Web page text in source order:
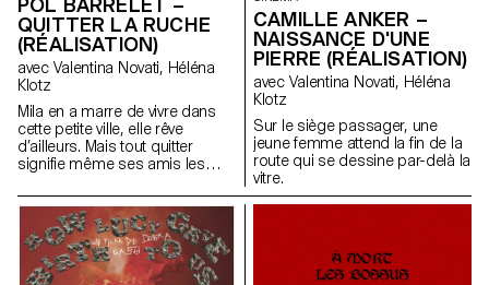
QUITTER LA RUCHE
(RÉALISATION)
avec Valentina Novati, Héléna
Klotz
Mila en a marre de vivre dans
cette petite ville, elle rêve
d’ailleurs. Mais tout quitter
signifie même ses amis les
CAMILLE ANKER –
NAISSANCE D'UNE
PIERRE (RÉALISATION)
avec Valentina Novati, Héléna
Klotz
Sur le siège passager, une
jeune femme attend la fin de la
route qui se dessine par-delà la
vitre.